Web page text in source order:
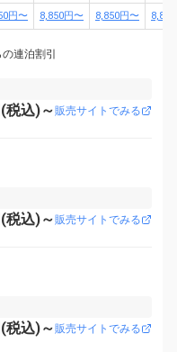
円〜 8,850円〜 8,850円〜
連泊割引
税込)～販売サイトでみる
税込)～販売サイトでみる
税込)～販売サイトでみる